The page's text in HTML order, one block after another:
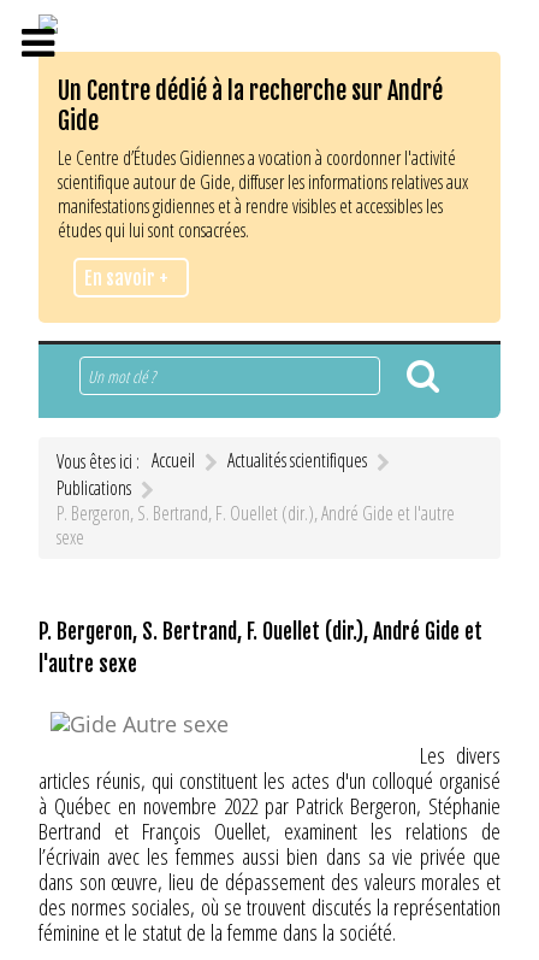
Un Centre dédié à la recherche sur André
Gide
Le Centre d’Études Gidiennes a vocation à coordonner l'activité
scientifique autour de Gide, diffuser les informations relatives aux
manifestations gidiennes et à rendre visibles et accessibles les
études qui lui sont consacrées.
En savoir +
Rechercher
Vous êtes ici : Accueil
Actualités scientifiques
Publications
P. Bergeron, S. Bertrand, F. Ouellet (dir.), André Gide et l'autre
sexe
P. Bergeron, S. Bertrand, F. Ouellet (dir.), André Gide et
l'autre sexe
Les divers
articles réunis, qui constituent les actes d'un colloqué organisé
à Québec en novembre 2022 par Patrick Bergeron, Stéphanie
Bertrand et François Ouellet, examinent les relations de
l’écrivain avec les femmes aussi bien dans sa vie privée que
dans son œuvre, lieu de dépassement des valeurs morales et
des normes sociales, où se trouvent discutés la représentation
féminine et le statut de la femme dans la société.